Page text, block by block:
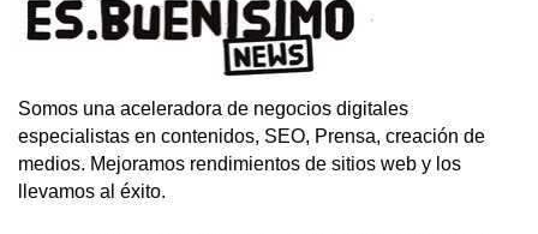
Somos una aceleradora de negocios digitales
especialistas en contenidos, SEO, Prensa, creación de
medios. Mejoramos rendimientos de sitios web y los
llevamos al éxito.